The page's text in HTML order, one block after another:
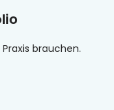
brauchen.